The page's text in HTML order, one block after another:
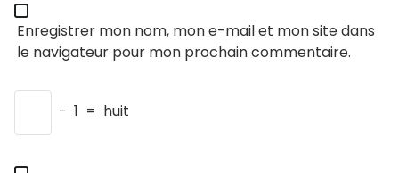
Enregistrer mon nom, mon e-mail et mon site dans
le navigateur pour mon prochain commentaire.
− 1 = huit